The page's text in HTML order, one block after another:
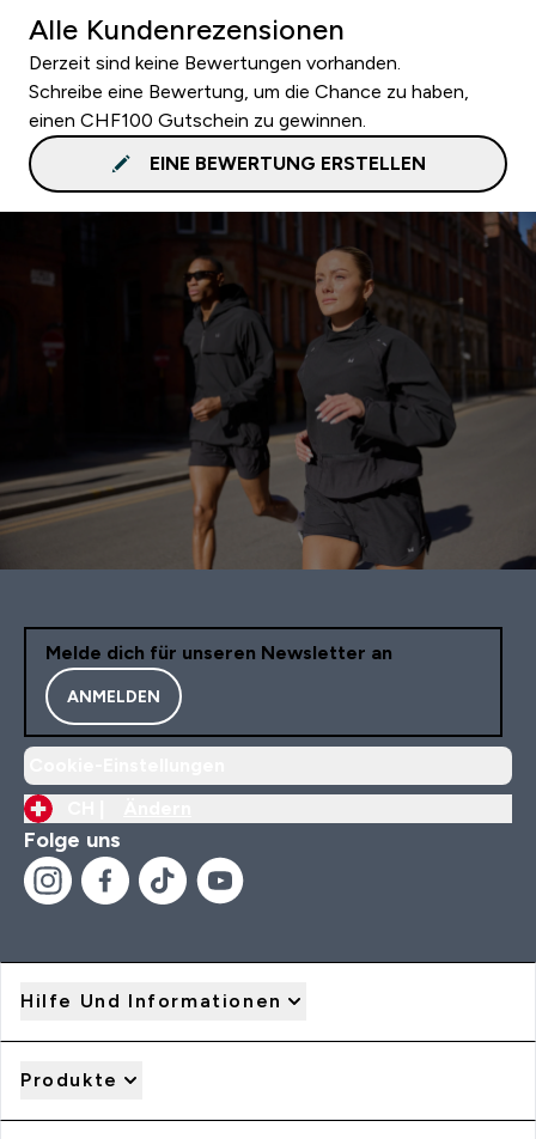
Alle Kundenrezensionen
Derzeit sind keine Bewertungen vorhanden.
Schreibe eine Bewertung, um die Chance zu haben,
einen CHF100 Gutschein zu gewinnen.
EINE BEWERTUNG ERSTELLEN
Melde dich für unseren Newsletter an
ANMELDEN
Folge uns
Hilfe Und Informationen
Produkte